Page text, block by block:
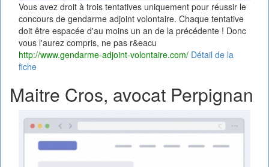
Vous avez droit à trois tentatives uniquement pour réussir le
concours de gendarme adjoint volontaire. Chaque tentative
doit être espacée d'au moins un an de la précédente ! Donc
vous l'aurez compris, ne pas r&eacu
http://www.gendarme-adjoint-volontaire.com/ Détail de la
fiche
Maitre Cros, avocat Perpignan